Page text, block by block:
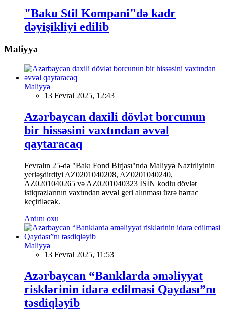
"Baku Stil Kompani"də kadr
dəyişikliyi edilib
Maliyyə
Maliyyə
13 Fevral 2025, 12:43
Azərbaycan daxili dövlət borcunun
bir hissəsini vaxtından əvvəl
qaytaracaq
Fevralın 25-də "Bakı Fond Birjası"nda Maliyyə Nazirliyinin
yerləşdirdiyi AZ0201040208, AZ0201040240,
AZ0201040265 və AZ0201040323 İSİN kodlu dövlət
istiqrazlarının vaxtından əvvəl geri alınması üzrə hərrac
keçiriləcək.
Ardını oxu
Maliyyə
13 Fevral 2025, 11:53
Azərbaycan “Banklarda əməliyyat
risklərinin idarə edilməsi Qaydası”nı
təsdiqləyib